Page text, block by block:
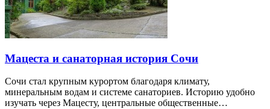
Мацеста и санаторная история Сочи
Сочи стал крупным курортом благодаря климату,
минеральным водам и системе санаториев. Историю удобно
изучать через Мацесту, центральные общественные…